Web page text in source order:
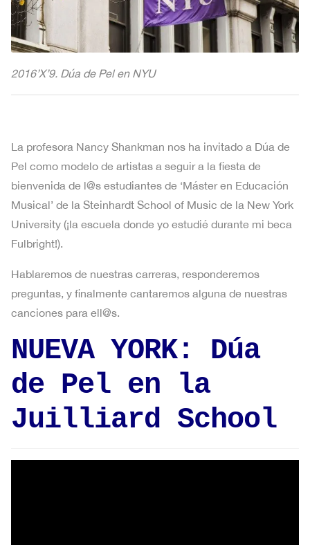
2016’X’9. Dúa de Pel en NYU
La profesora Nancy Shankman nos ha invitado a Dúa de
Pel como modelo de artistas a seguir a la fiesta de
bienvenida de l@s estudiantes de ‘Máster en Educación
Musical’ de la Steinhardt School of Music de la New York
University (¡la escuela donde yo estudié durante mi beca
Fulbright!).
Hablaremos de nuestras carreras, responderemos
preguntas, y finalmente cantaremos alguna de nuestras
canciones para ell@s.
NUEVA YORK: Dúa
de Pel en la
Juilliard School